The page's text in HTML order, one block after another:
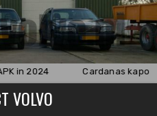
in 2024 Cardanas kapot
VOLVO